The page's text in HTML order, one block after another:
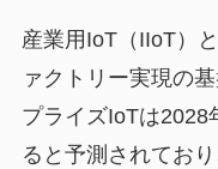
産業用IoT（IIoT）
ァクトリー実現の
プライズIoTは2028
ると予測されてお